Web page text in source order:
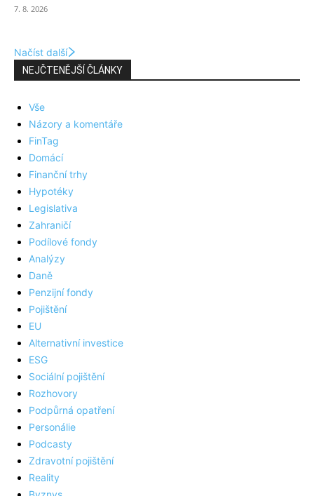
7. 8. 2026
Načíst další
NEJČTENĚJŠÍ ČLÁNKY
Vše
Názory a komentáře
FinTag
Domácí
Finanční trhy
Hypotéky
Legislativa
Zahraničí
Podílové fondy
Analýzy
Daně
Penzijní fondy
Pojištění
EU
Alternativní investice
ESG
Sociální pojištění
Rozhovory
Podpůrná opatření
Personálie
Podcasty
Zdravotní pojištění
Reality